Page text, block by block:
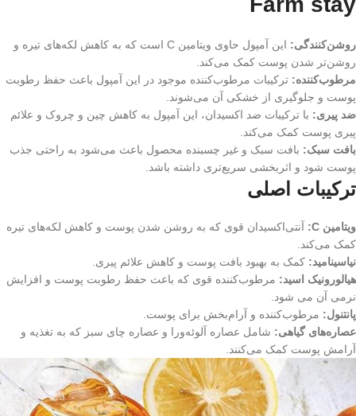
روشن‌کنندگی:
این آمپول حاوی ویتامین C است که به کاهش لکه‌های تیره و
روشن‌تر شدن پوست کمک می‌کند.
مرطوب‌کننده: ترکیبات مرطوب‌کننده موجود در این آمپول باعث حفظ رطوبت
پوست و جلوگیری از خشکی آن می‌شوند.
ضد پیری: با ترکیبات ضد اکسیدان، این آمپول به کاهش چین و چروک و علائم
پیری پوست کمک می‌کند.
بافت سبک: بافت سبک و غیر چسبنده محصول باعث می‌شود به راحتی جذب
پوست شود و اثربخشی سریع‌تری داشته باشد.
ترکیبات اصلی
ویتامین C:
آنتی‌اکسیدان قوی که به روشن شدن پوست و کاهش لکه‌های تیره
کمک می‌کند.
نیاسینامید: کمک به بهبود بافت پوست و کاهش علائم پیری.
هیالورونیک اسید: مرطوب‌کننده قوی که باعث حفظ رطوبت پوست و افزایش
نرمی آن می شود.
پانتنول: مرطوب‌کننده و آرام‌بخش برای پوست.
عصاره‌های گیاهی: شامل عصاره آلوئه‌ورا و عصاره چای سبز که به تغذیه و
آرامش پوست کمک می‌کنند.